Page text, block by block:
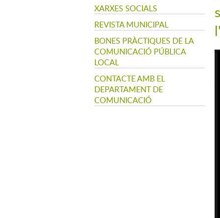
XARXES SOCIALS
REVISTA MUNICIPAL
BONES PRÀCTIQUES DE LA
COMUNICACIÓ PÚBLICA
LOCAL
CONTACTE AMB EL
DEPARTAMENT DE
COMUNICACIÓ